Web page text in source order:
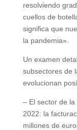
resolviendo
cuellos de
significa que
la pandemia».
Un examen
subsectores de
evolucionan
– El sector de la
2022: la
millones de